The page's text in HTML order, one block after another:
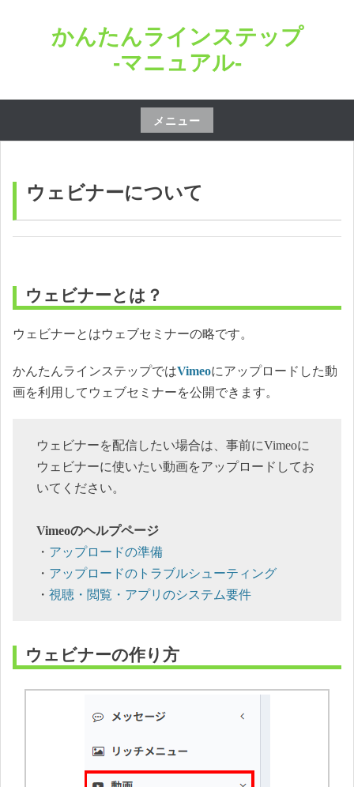
ス
かんたんラインステップ
-マニュアル-
メニュー
コ
テ
ッ
プ
ウェビナーについて
ウェビナーとは？
ウェビナーとはウェブセミナーの略です。
かんたんラインステップではVimeoにアップロードした動
画を利用してウェブセミナーを公開できます。
ウェビナーを配信したい場合は、事前にVimeoに
ウェビナーに使いたい動画をアップロードしてお
いてください。
Vimeoのヘルプページ
・ アップロードの準備
・ アップロードのトラブルシューティング
・ 視聴・閲覧・アプリのシステム要件
ウェビナーの作り方